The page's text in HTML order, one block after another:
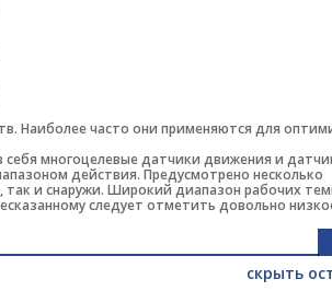
скрыть
Наиболее часто они применяются для
многоцелевые датчики движения и
действия. Предусмотрено несколько
и снаружи. Широкий диапазон рабочих
следует отметить довольно